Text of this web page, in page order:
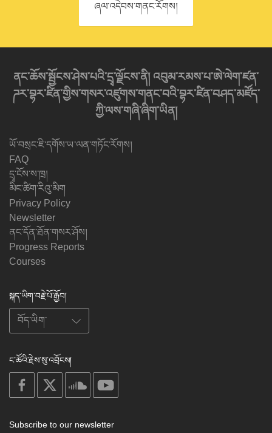
ཞལ་འདེབས་གནང་རོགས།
ནང་ཆོས་སྦྱོངས་ཤེས་པའི་དྲྭ་ལྗོངས་ནི། འབུམ་རམས་པ་ཨེ་ལེག་ཛན་
ཌར་བྷར་ཛིན་གྱིས་གསར་འཛུགས་གནང་བའི་བྷར་ཛིན་བཤད་མཛོད་
ཀྱི་ལས་གཞི་ཞིག་ཡིན།
ཡོ་བསྲང་ཇི་དགོས་ཡ་ལན་གཏོང་རོགས།
FAQ
དྲྭ་ངོས་ས་ཁྲ།
མིང་ཚིག་རིའུ་མིག
Privacy Policy
Newsletter
ནང་དོན་ཐོན་གསར་ཤོས།
Progress Reports
Courses
སྐད་ཡིག་བརྗེ་པོ་རྒྱོབ།
ང་ཚོའི་རྗེས་སུ་འབྲོངས།
on
facebook
soundcloud
Subscribe to our newsletter